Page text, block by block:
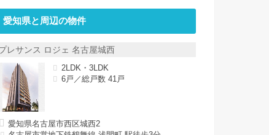
愛知県と周辺の物件
レサンス ロジェ 名古屋城西
2LDK・3LDK
6戸／総戸数 41戸
愛知県名古屋市西区城西2